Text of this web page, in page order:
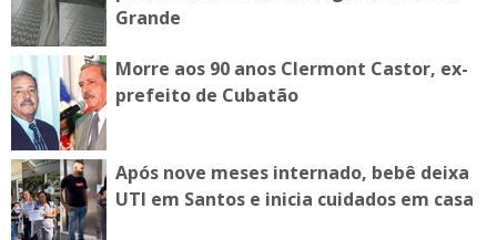
Grande
Morre aos 90 anos Clermont Castor, ex-
prefeito de Cubatão
Após nove meses internado, bebê deixa
UTI em Santos e inicia cuidados em casa